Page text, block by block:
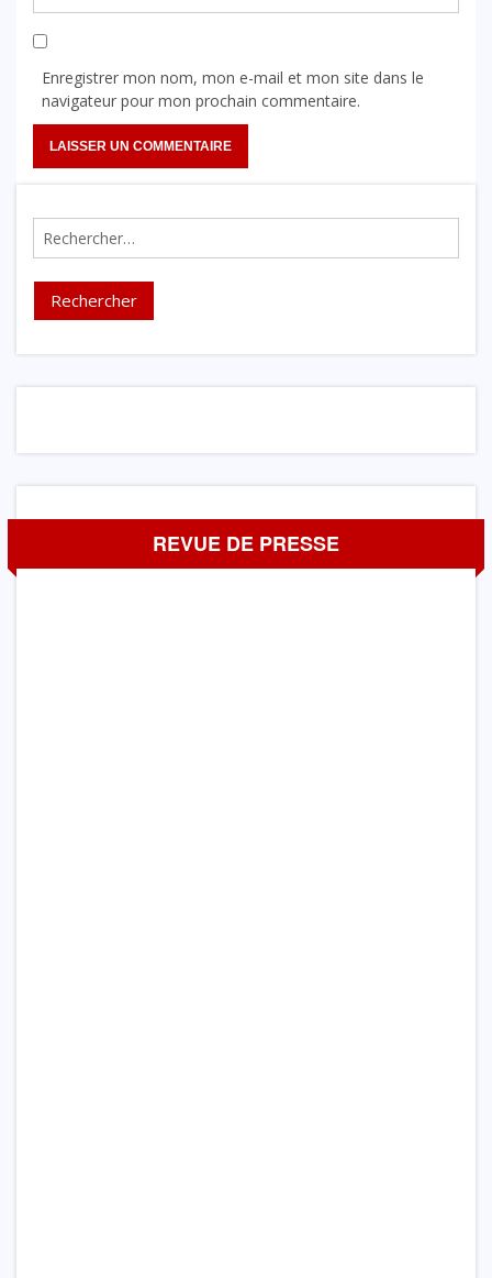
Enregistrer mon nom, mon e-mail et mon site dans le
navigateur pour mon prochain commentaire.
Rechercher :
REVUE DE PRESSE